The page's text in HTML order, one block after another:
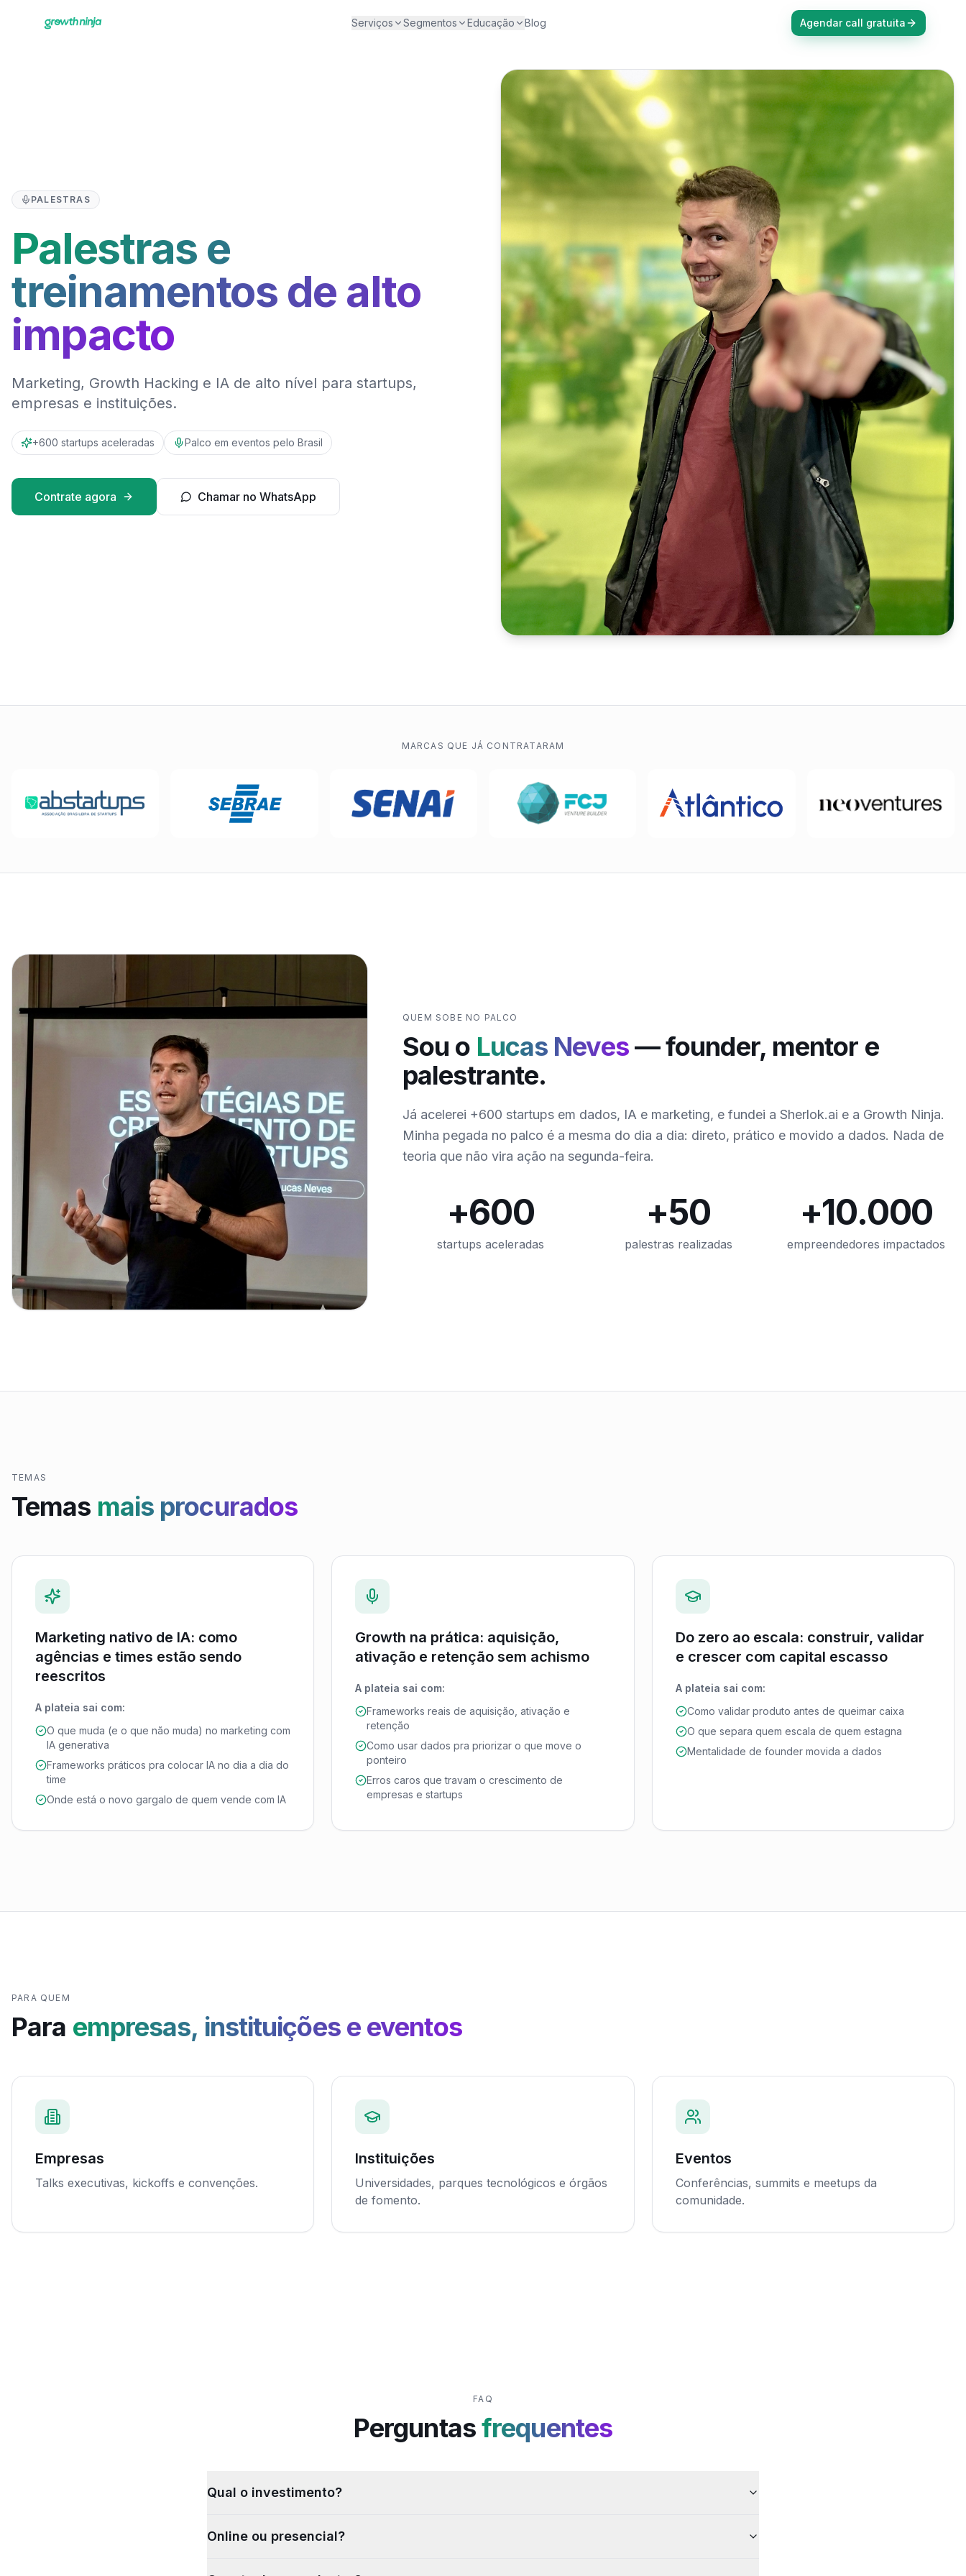
Serviços Segmentos Educação Blog Agendar call gratuita
PALESTRAS
Palestras e
treinamentos de alto
impacto
Marketing, Growth Hacking e IA de alto nível para startups,
empresas e instituições.
+600 startups aceleradas Palco em eventos pelo Brasil
Contrate agora Chamar no WhatsApp
MARCAS QUE JÁ CONTRATARAM
QUEM SOBE NO PALCO
Sou o Lucas Neves— founder, mentor e
palestrante.
Já acelerei +600 startups em dados, IA e marketing, e fundei a Sherlok.ai e a Growth Ninja.
Minha pegada no palco é a mesma do dia a dia: direto, prático e movido a dados. Nada de
teoria que não vira ação na segunda-feira.
+600
startups aceleradas
+50
palestras realizadas
+10.000
empreendedores impactados
TEMAS
Temas mais procurados
Marketing nativo de IA: como
agências e times estão sendo
reescritos
A plateia sai com:
O que muda (e o que não muda) no marketing com
IA generativa
Frameworks práticos pra colocar IA no dia a dia do
time
Onde está o novo gargalo de quem vende com IA
Growth na prática: aquisição,
ativação e retenção sem achismo
A plateia sai com:
Frameworks reais de aquisição, ativação e
retenção
Como usar dados pra priorizar o que move o
ponteiro
Erros caros que travam o crescimento de
empresas e startups
Do zero ao escala: construir, validar
e crescer com capital escasso
A plateia sai com:
Como validar produto antes de queimar caixa
O que separa quem escala de quem estagna
Mentalidade de founder movida a dados
PARA QUEM
Para empresas, instituições e eventos
Empresas
Talks executivas, kickoffs e convenções.
Instituições
Universidades, parques tecnológicos e órgãos
de fomento.
Eventos
Conferências, summits e meetups da
comunidade.
FAQ
Perguntasfrequentes
Qual o investimento?
Online ou presencial?